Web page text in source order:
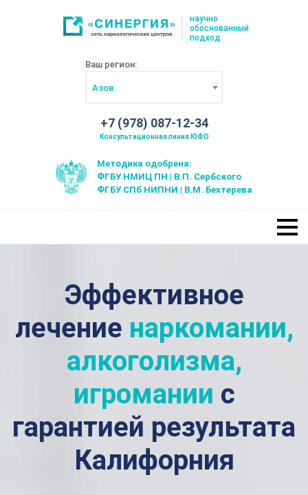
научно
обоснованный
подход
Ваш регион:
Азов
+7 (978) 087-12-34
Консультационная линия ЮФО
Методика одобрена:
ФГБУ НМИЦ ПН | В.П. Сербского
ФГБУ СПб НИПНИ | В.М. Бехтерева
Эффективное
лечение наркомании,
алкоголизма,
игромании с
гарантией результата
Калифорния